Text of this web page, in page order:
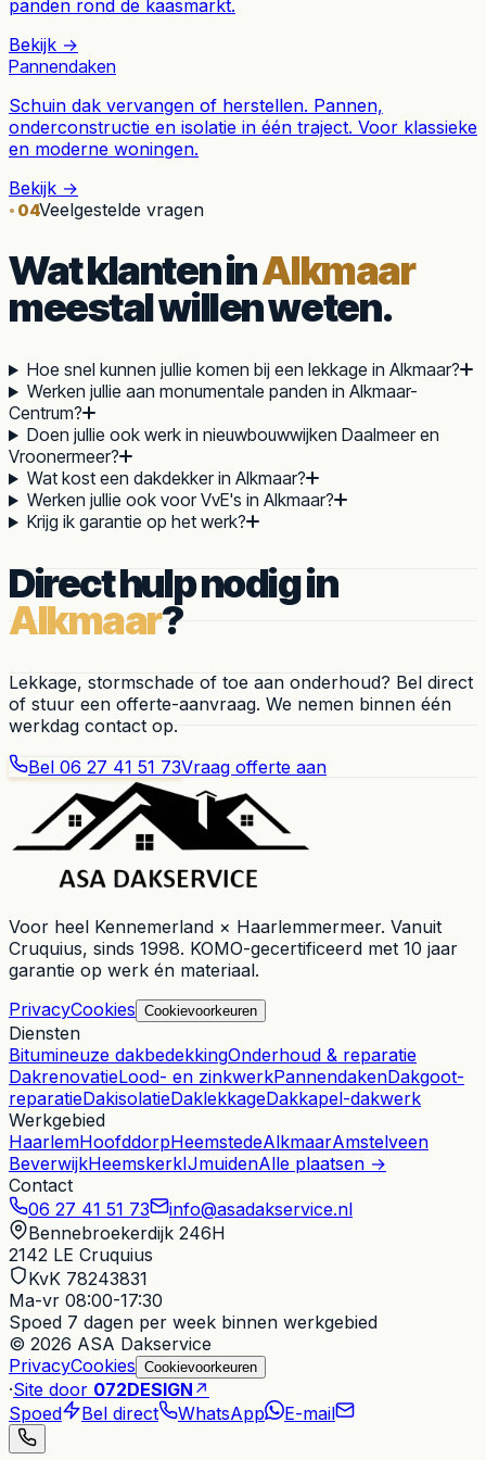
panden rond de kaasmarkt.
Bekijk →
Pannendaken
Schuin dak vervangen of herstellen. Pannen,
onderconstructie en isolatie in één traject. Voor klassieke
en moderne woningen.
Bekijk →
04Veelgestelde vragen
Wat klanten inAlkmaar
meestal willen weten.
Hoe snel kunnen jullie komen bij een lekkage in Alkmaar?
Werken jullie aan monumentale panden in Alkmaar-
Centrum?
Doen jullie ook werk in nieuwbouwwijken Daalmeer en
Vroonermeer?
Wat kost een dakdekker in Alkmaar?
Werken jullie ook voor VvE's in Alkmaar?
Krijg ik garantie op het werk?
Direct hulp nodig in
Alkmaar?
Lekkage, stormschade of toe aan onderhoud? Bel direct
of stuur een offerte-aanvraag. We nemen binnen één
werkdag contact op.
Bel 06 27 41 51 73Vraag offerte aan
Voor heel Kennemerland × Haarlemmermeer. Vanuit
Cruquius, sinds 1998. KOMO-gecertificeerd met 10 jaar
garantie op werk én materiaal.
PrivacyCookies Cookievoorkeuren
Diensten
Bitumineuze dakbedekkingOnderhoud & reparatie
DakrenovatieLood- en zinkwerkPannendakenDakgoot-
reparatieDakisolatieDaklekkageDakkapel-dakwerk
Werkgebied
HaarlemHoofddorpHeemstedeAlkmaarAmstelveen
BeverwijkHeemskerkIJmuidenAlle plaatsen →
Contact
06 27 41 51 73
info@asadakservice.nl
Bennebroekerdijk 246H
2142 LE Cruquius
KvK 78243831
Ma-vr 08:00-17:30
Spoed 7 dagen per week binnen werkgebied
© 2026 ASA Dakservice
PrivacyCookies Cookievoorkeuren
·Site door 072DESIGN ↗
Spoed
Bel direct WhatsApp E-mail